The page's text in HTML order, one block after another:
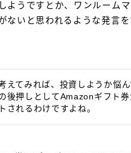
ようですとか、ワンルーム
ないと思われるような発言
えてみれば、投資しようか悩ん
後押しとしてAmazonギフト券
されるわけですよね。